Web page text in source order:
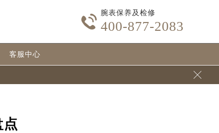

腕表保养及检修
400-877-2083
客服中心

点